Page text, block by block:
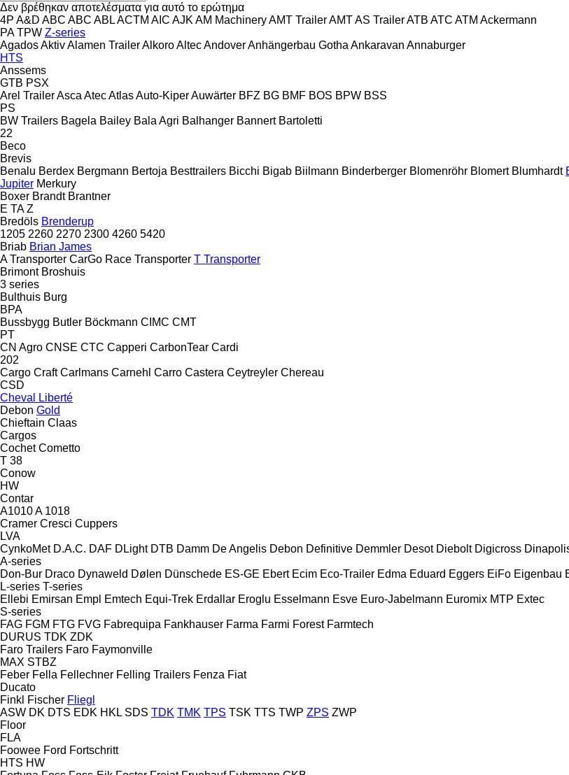
Δεν βρέθηκαν αποτελέσματα για αυτό το ερώτημα
4P A&D ABC ABC ABLACTM AIC AJK AM MachineryAMT TrailerAMTAS TrailerATB ATC ATM Ackermann
PA TPW Z-series
AgadosAktivAlamen TrailerAlkoroAltecAndoverAnhängerbau Gotha Ankaravan Annaburger
HTS
Anssems
GTB PSX
Arel TrailerAsca AtecAtlasAuto-KiperAuwärter BFZ BG BMF BOS BPW BSS
PS
BW Trailers Bagela Bailey Bala Agri Balhanger Bannert Bartoletti
22
Beco
Brevis
Benalu Berdex Bergmann Bertoja Besttrailers Bicchi Bigab Biilmann Binderberger Blomenröhr Blomert Blumhardt
Jupiter Merkury
Boxer Brandt Brantner
E TA Z
Bredöls Brenderup
1205 2260 2270 2300 4260 5420
Briab Brian James
A Transporter CarGo Race Transporter T Transporter
Brimont Broshuis
3 series
Bulthuis Burg
BPA
Bussbygg Butler Böckmann CIMC CMT
PT
CN Agro CNSE CTC Capperi CarbonTear Cardi
202
Cargo Craft Carlmans Carnehl Carro Castera Ceytreyler Chereau
CSD
Cheval Liberté
Debon Gold
Chieftain Claas
Cargos
Cochet Cometto
T 38
Conow
HW
Contar
A1010A 1018
Cramer Cresci Cuppers
LVA
CynkoMet D.A.C. DAF DLight DTB Damm De Angelis Debon Definitive Demmler Desot Diebolt Digicross
A-series
Don-Bur Draco Dynaweld Dølen Dünschede ES-GE Ebert Ecim Eco-Trailer Edma Eduard Eggers EiFo Eigenbau
L-series T-series
Ellebi Emirsan Empl Emtech Equi-Trek Erdallar Eroglu Esselmann Esve Euro-Jabelmann Euromix MTP Extec
S-series
FAG FGM FTG FVG Fabrequipa Fankhauser Farma Farmi Forest Farmtech
DURUS TDK ZDK
Faro Trailers Faro Faymonville
MAX STBZ
Feber Fella Fellechner Felling Trailers Fenza Fiat
Ducato
Finkl Fischer Fliegl
ASW DK DTS EDK HKL SDS TDK TMK TPS TSK TTS TWP ZPS ZWP
Floor
FLA
Foowee Ford Fortschritt
HTS HW